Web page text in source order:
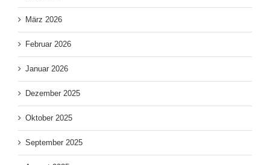
März 2026
Februar 2026
Januar 2026
Dezember 2025
Oktober 2025
September 2025